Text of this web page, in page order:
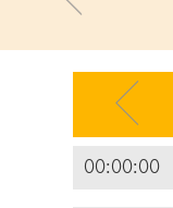
00:00:00